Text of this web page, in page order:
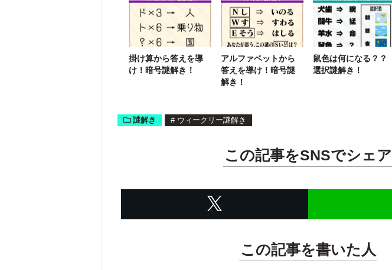
す
掛け算から答えを導
け！暗号謎解き！
アルファベットから
答えを導け！暗号謎
解き！
鼠色は何になる？？
選択謎解き！
謎解き # ウィークリー謎解き
この記事をSNSでシェア
この記事を書いた人